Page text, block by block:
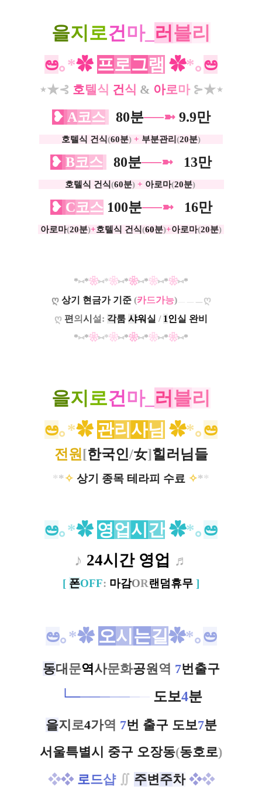
을지로건마_ 러 블리
ಅ｡*✿ 프로그램 ✿*｡ಅ
⋆★⊰ 호텔 식 건식 & 아로마 ⊱★⋆
❥ A코스 80분──➼9.9만
호텔식 건식(60분) + 부분관리 (20분)
❥ B코스 80분──➼ 13만
호텔식 건식(60분) + 아로마(20분)
❥ C코스 100분──➼ 16만
아로마(20분)+호텔식 건식(60분)+아로마(20분)
*⑅*❀⑅*❀⑅*❀⑅*❀⑅*❀⑅*
ღ 상기 현금가 기준(카드가능)ㅡ ㅡღ
ღ 편 의 시 설 : 각룸 샤워 실 / 1인실 완비
*⑅*❀⑅*❀⑅*❀⑅*❀⑅*❀⑅*
을지로건마_ 러 블리
ಅ｡*✿ 관리 사님 ✿​*｡ಅ
전원 [한국인/女]힐러님들
**✧ 상기 종목 테라피 수료 ✧**
ಅ｡*✿ 영업 시 간 ✿​*｡ಅ
♪ 24시간 영업 ♬
[ 폰OFF: 마감OR랜덤휴무 ]
ಅ｡*✿ 오시 는길 ✿​*｡ಅ
동대 문역사문화공원역 7번출구
└──────── 도보4분
을지 로4가역 7번 출구 도보7분
서울특별시 중구 오장동(동호로)
❖❖​ 로드샵 ∬ 주변주차 ❖❖